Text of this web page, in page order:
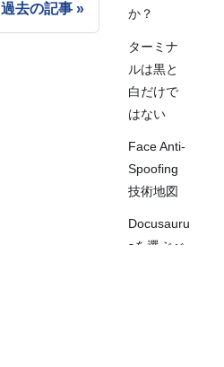
過去の記事
か？
ターミナ
ルは黒と
白だけで
はない
Face Anti-
Spoofing
技術地図
Docusauru
sを選ぶべ